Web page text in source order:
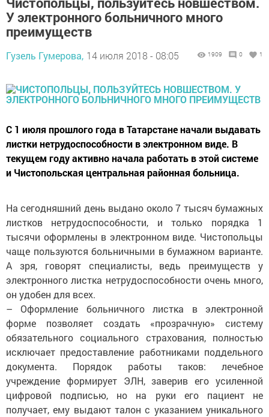
У электронного больничного много
преимуществ
Гузель Гумерова, 14 июля 2018 - 08:05 1909 0 1
С 1 июля прошлого года в Татарстане начали выдавать
листки нетрудоспособности в электронном виде. В
текущем году активно начала работать в этой системе
и Чистопольская центральная районная больница.
На сегодняшний день выдано около 7 тысяч бумажных
листков нетрудоспособности, и только порядка 1
тысячи оформлены в электронном виде. Чистопольцы
чаще пользуются больничными в бумажном варианте.
А зря, говорят специалисты, ведь преимуществ у
электронного листка нетрудо­способности очень много,
он удобен для всех.
– Оформление больничного листка в электронной
форме позволяет создать «прозрачную» сис­тему
обязательного социального страхования, полностью
исключает предоставление работниками поддельного
документа. Порядок работы таков: лечебное
учреждение формирует ЭЛН, заверив его усиленной
цифровой подписью, но на руки его пациент не
получает, ему выдают талон с указанием уникального